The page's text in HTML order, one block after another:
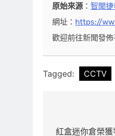
原始來源 ：智聞
網址： https://
歡迎前往新聞發
Tagged: CCTV
紅盒迷你倉榮